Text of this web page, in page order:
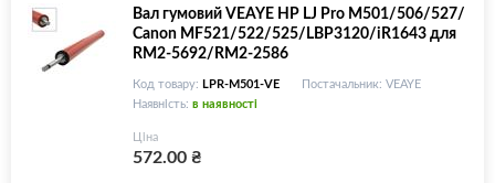
Вал гумовий VEAYE HP LJ Pro M501/506/527/
Canon MF521/522/525/LBP3120/iR1643 для
RM2-5692/RM2-2586
Код товару: LPR-M501-VE
Постачальник: VEAYE
Наявність: в наявності
Ціна
572.00₴